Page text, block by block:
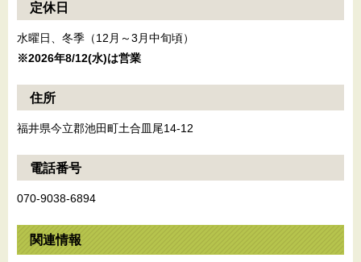
定休日
水曜日、冬季（12月～3月中旬頃）
※2026年8/12(水)は営業
住所
福井県今立郡池田町土合皿尾14-12
電話番号
070-9038-6894
関連情報